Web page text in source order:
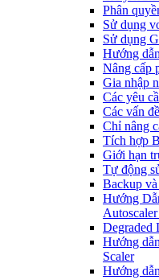
Phân
Sử dụng
Sử dụng
Hướng
Nâng cấp
Gia nhập
Các yêu
Các vấn
Chỉ nâng
Tích hợp
Giới hạn
Tự động
Backup
Hướng
Degraded
Hướng
Scaler
Hướng